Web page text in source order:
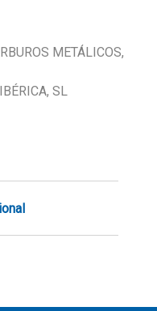
METÁLICOS,
SL